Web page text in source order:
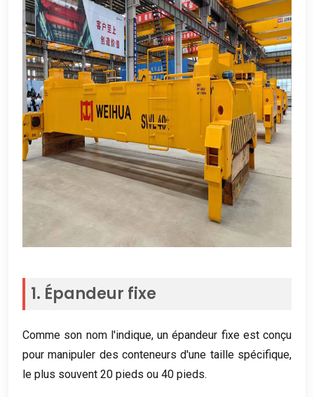
1. Épandeur fixe
Comme son nom l'indique, un épandeur fixe est conçu
pour manipuler des conteneurs d'une taille spécifique,
le plus souvent 20 pieds ou 40 pieds.